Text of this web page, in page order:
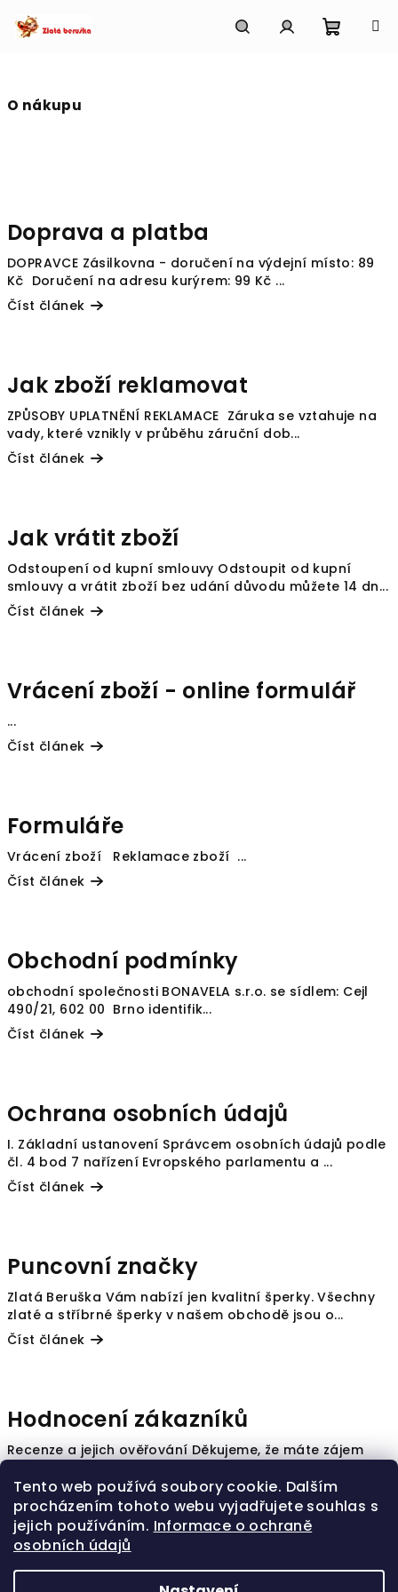
Tento web používá soubory cookie. Dalším
procházením tohoto webu vyjadřujete souhlas s
jejich používáním. Informace o ochraně
osobních údajů
na
obsah
O nákupu
p
i
s
č
n
k
ů
Doprava a platba
DOPRAVCE Zásilkovna - doručení na výdejní místo: 89
Kč Doručení na adresu kurýrem: 99 Kč ...
Číst článek
Jak zboží reklamovat
ZPŮSOBY UPLATNĚNÍ REKLAMACE Záruka se vztahuje na
vady, které vznikly v průběhu záruční dob...
Číst článek
Jak vrátit zboží
Odstoupení od kupní smlouvy Odstoupit od kupní
smlouvy a vrátit zboží bez udání důvodu můžete 14 dn...
Číst článek
Vrácení zboží - online formulář
...
Číst článek
Formuláře
Vrácení zboží Reklamace zboží ...
Číst článek
Obchodní podmínky
obchodní společnosti BONAVELA s.r.o. se sídlem: Cejl
490/21, 602 00 Brno identifik...
Číst článek
Ochrana osobních údajů
I. Základní ustanovení Správcem osobních údajů podle
čl. 4 bod 7 nařízení Evropského parlamentu a ...
Číst článek
Puncovní značky
Zlatá Beruška Vám nabízí jen kvalitní šperky. Všechny
zlaté a stříbrné šperky v našem obchodě jsou o...
Číst článek
Hodnocení zákazníků
Recenze a jejich ověřování Děkujeme, že máte zájem
Číst článek
O
9položek celkem